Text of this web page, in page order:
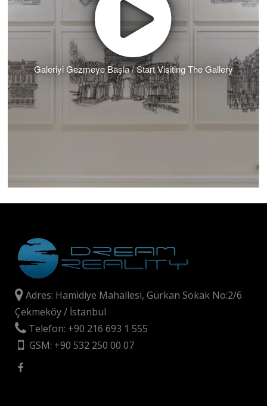
Galeriyi Gezmeye Başla / Start Visiting The Gallery
Adres: Hamidiye Mahallesi, Gürkan Sokak No:2/6
Çekmeköy / İstanbul
Telefon: +90 216 693 1 555
GSM: +90 532 250 00 07